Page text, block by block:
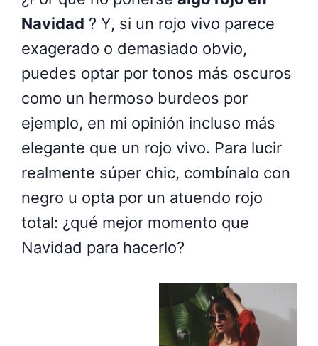
Navidad ? Y, si un rojo vivo parece
exagerado o demasiado obvio,
puedes optar por tonos más oscuros
como un hermoso burdeos por
ejemplo, en mi opinión incluso más
elegante que un rojo vivo. Para lucir
realmente súper chic, combínalo con
negro u opta por un atuendo rojo
total: ¿qué mejor momento que
Navidad para hacerlo?